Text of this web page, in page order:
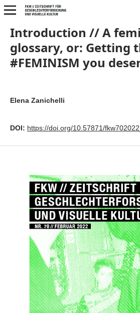
Introduction // A
glossary, or: Getting
#FEMINISM you
Elena Zanichelli
DOI: https://doi.org/10.57871/